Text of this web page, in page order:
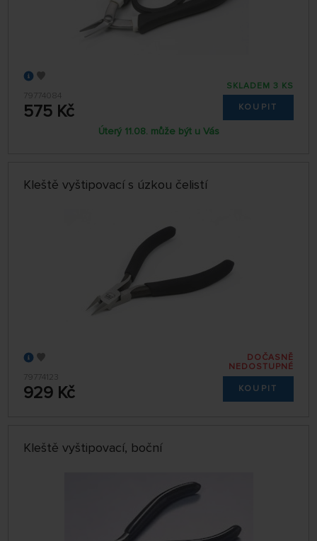
79774084
575 Kč
SKLADEM 3 KS
KOUPIT
Úterý 11.08. může být u Vás
Kleště vyštipovací s úzkou čelistí
79774123
929 Kč
DOČASNĚ
NEDOSTUPNÉ
KOUPIT
Kleště vyštipovací, boční